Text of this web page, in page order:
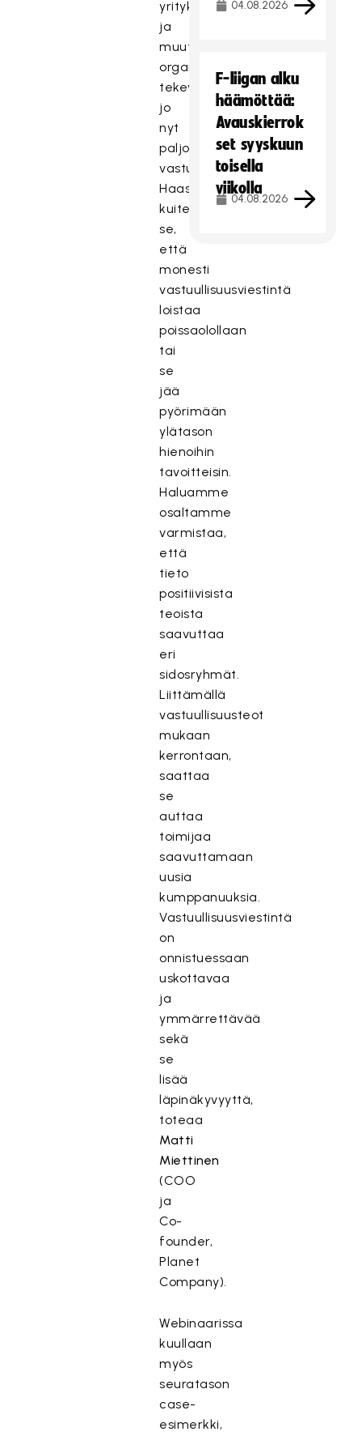
yritykset
ja
muut
organisaatiot
tekevät
jo
nyt
paljon
vastuutekoja.
Haasteena
kuitenkin
se,
että
monesti
vastuullisuusviestintä
loistaa
poissaolollaan
tai
se
jää
pyörimään
ylätason
hienoihin
tavoitteisin.
Haluamme
osaltamme
varmistaa,
että
tieto
positiivisista
teoista
saavuttaa
eri
sidosryhmät.
Liittämällä
vastuullisuusteot
mukaan
kerrontaan,
saattaa
se
auttaa
toimijaa
saavuttamaan
uusia
kumppanuuksia.
Vastuullisuusviestintä
on
onnistuessaan
uskottavaa
ja
ymmärrettävää
sekä
se
lisää
läpinäkyvyyttä,
toteaa
Matti
Miettinen
(COO
ja
Co-
founder,
Planet
Company).
Webinaarissa
kuullaan
myös
seuratason
case-
esimerkki,
04.08.2026
F-liigan alku
häämöttää:
Avauskierrok
set syyskuun
toisella
viikolla
04.08.2026